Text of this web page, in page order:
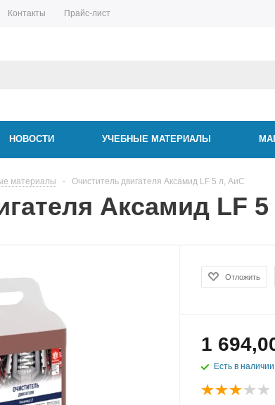
Контакты Прайс-лист
НОВОСТИ УЧЕБНЫЕ МАТЕРИАЛЫ
материалы - Очиститель двигателя Аксамид LF 5 л, АиС
Аксамид LF
Отложить
1
Есть в наличии